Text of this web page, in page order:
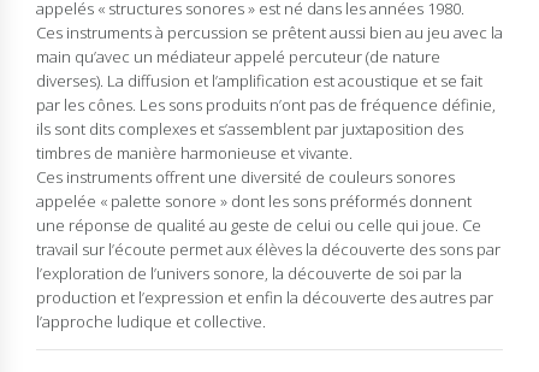
appelés « structures sonores » est né dans les années 1980.
Ces instruments à percussion se prêtent aussi bien au jeu avec la
main qu’avec un médiateur appelé percuteur (de nature
diverses). La diffusion et l’amplification est acoustique et se fait
par les cônes. Les sons produits n’ont pas de fréquence définie,
ils sont dits complexes et s’assemblent par juxtaposition des
timbres de manière harmonieuse et vivante.
Ces instruments offrent une diversité de couleurs sonores
appelée « palette sonore » dont les sons préformés donnent
une réponse de qualité au geste de celui ou celle qui joue. Ce
travail sur l’écoute permet aux élèves la découverte des sons par
l’exploration de l’univers sonore, la découverte de soi par la
production et l’expression et enfin la découverte des autres par
l’approche ludique et collective.